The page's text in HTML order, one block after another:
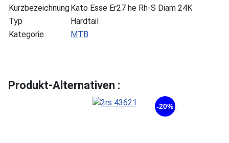
KurzbezeichnungKato Esse Er27 he Rh-S Diam 24K
Typ
Hardtail
Kategorie
MTB
Produkt-Alternativen :
-20%